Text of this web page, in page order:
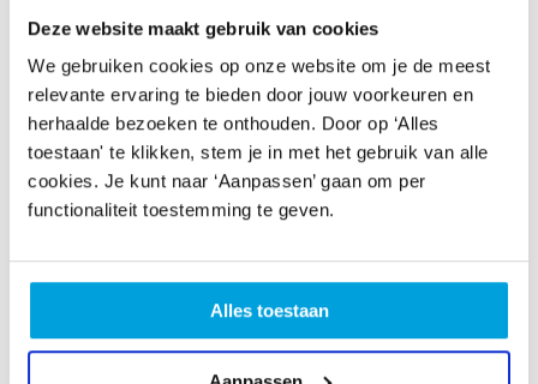
Deze website maakt gebruik van cookies
We gebruiken cookies op onze website om je de meest
relevante ervaring te bieden door jouw voorkeuren en
herhaalde bezoeken te onthouden. Door op ‘Alles
toestaan' te klikken, stem je in met het gebruik van alle
cookies. Je kunt naar ‘Aanpassen’ gaan om per
functionaliteit toestemming te geven.
Alles toestaan
s'avonds op de begraafplaats oud eik en duinen
troostrijke gedichten voordragen, en liederen ten
gehore brengen.
Er is de mogelijkheid om een kaarsje te branden in de
aula. In de aula kun je een brief te schrijven aan de
hemelpost.
nuttigen.
Kortom, het beloofd weer 'n mooie avond te worden,
waarop we kunnen herdenken, en stil staan bij degene